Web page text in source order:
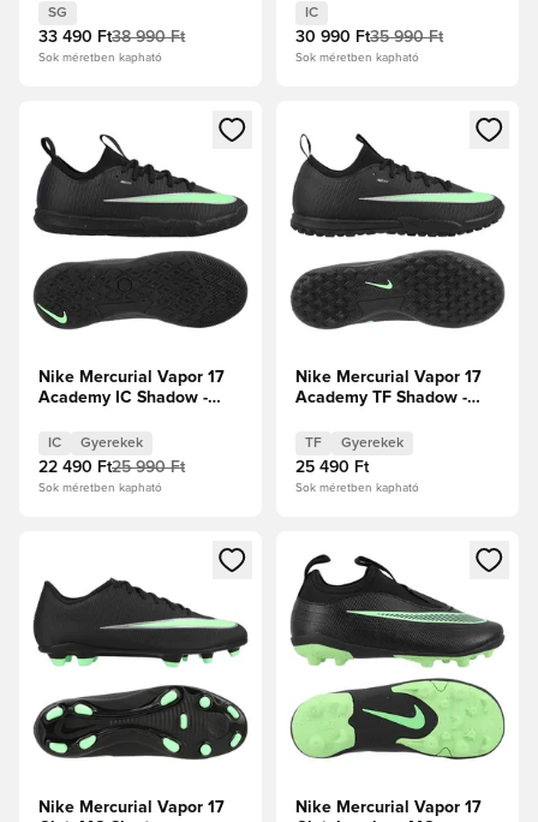
Fekete/Illusion Green
SG
33 490 Ft38 990 Ft
Sok méretben kapható
IC
30 990 Ft35 990 Ft
Sok méretben kapható
Megnyit egy modált a bejelentkezéshez vagy a tagként
Nike Mercurial Vapor 17
Academy IC Shadow -
Gyerek
IC Gyerekek
22 490 Ft25 990 Ft
Sok méretben kapható
Megnyit egy modált a
Nike Mercurial Vapor 17
Academy TF Shadow -
Gyerek
TF Gyerekek
25 490 Ft
Sok méretben kapható
Megnyit egy modált a bejelentkezéshez vagy a tagként
Nike Mercurial Vapor 17
Megnyit egy modált a
Nike Mercurial Vapor 17